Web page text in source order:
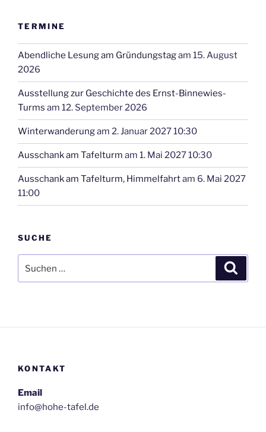
TERMINE
Abendliche Lesung am Gründungstagam 15. August
2026
Ausstellung zur Geschichte des Ernst-Binnewies-
Turms am 12. September 2026
Winterwanderungam 2. Januar 2027 10:30
Ausschank am Tafelturm am 1. Mai 2027 10:30
Ausschank am Tafelturm, Himmelfahrtam 6. Mai 2027
11:00
SUCHE
nach:
KONTAKT
Email
info@hohe-tafel.de